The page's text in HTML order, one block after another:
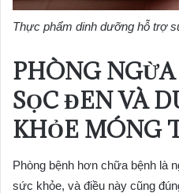
Thực phẩm dinh dưỡng hỗ trợ
PHÒNG
SỌC ĐEN VÀ
KHỎE MÓNG
Phòng bệnh hơn chữa bệnh là
sức khỏe, và điều này cũng